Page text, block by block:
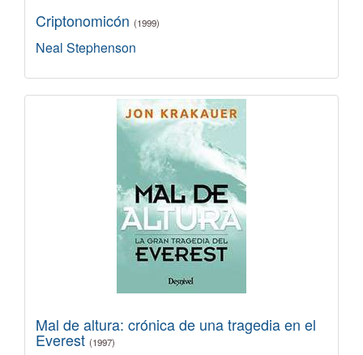
Criptonomicón (1999)
Neal Stephenson
Mal de altura: crónica de una tragedia en el
Everest (1997)